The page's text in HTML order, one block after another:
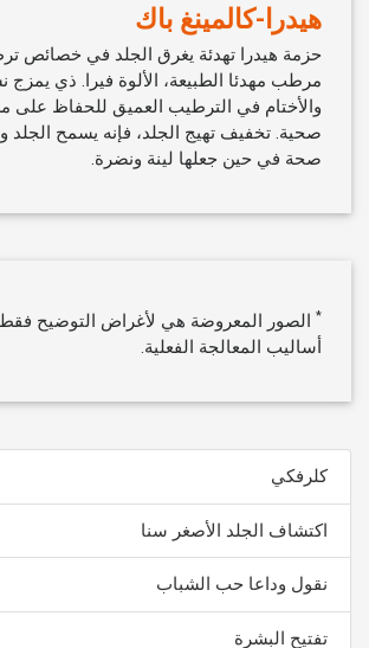
هيدرا-كالمينغ باك
حزمة هيدرا تهدئة يغرق الجلد في خصائص
مرطب مهدئا الطبيعة، الألوة فيرا. ذي
والأختام في الترطيب العميق للحفاظ على
صحية. تخفيف تهيج الجلد، فإنه يسمح الجلد
صحة في حين جعلها لينة ونضرة.
* الصور المعروضة هي لأغراض التوضيح فقط
أساليب المعالجة الفعلية.
كلرفكي
اكتشاف الجلد الأصغر سنا
نقول وداعا حب الشباب
تفتيح البشرة